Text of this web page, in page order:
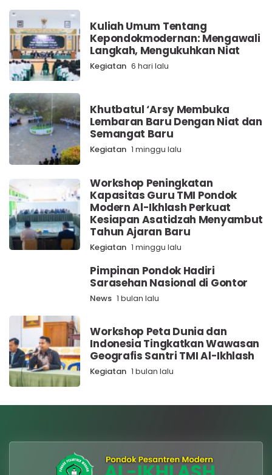
Kuliah Umum Tentang
Kepondokmodernan: Mengawali
Langkah, Mengukuhkan Niat
Kegiatan 6 hari lalu
Khutbatul ‘Arsy Membuka
Lembaran Baru Dengan Niat dan
Semangat Baru
Kegiatan 1 minggu lalu
Workshop Peningkatan
Kapasitas Guru TMI Pondok
Modern Al-Ikhlash Perkuat
Kesiapan Asatidzah Menyambut
Tahun Ajaran Baru
Kegiatan 1 minggu lalu
Pimpinan Pondok Hadiri
Sarasehan Nasional di Gontor
News 1 bulan lalu
Workshop Peta Dunia dan
Indonesia Tingkatkan Wawasan
Geografis Santri TMI Al-Ikhlash
Kegiatan 1 bulan lalu